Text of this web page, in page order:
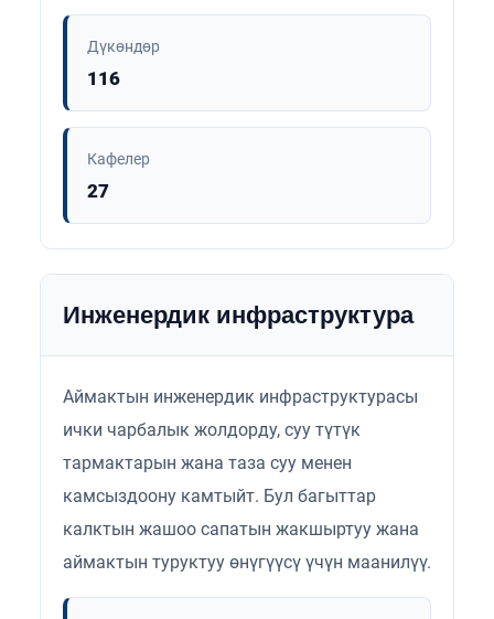
Дүкөндөр
116
Кафелер
27
Инженердик инфраструктура
Аймактын инженердик инфраструктурасы
ички чарбалык жолдорду, суу түтүк
тармактарын жана таза суу менен
камсыздоону камтыйт. Бул багыттар
калктын жашоо сапатын жакшыртуу жана
аймактын туруктуу өнүгүүсү үчүн маанилүү.